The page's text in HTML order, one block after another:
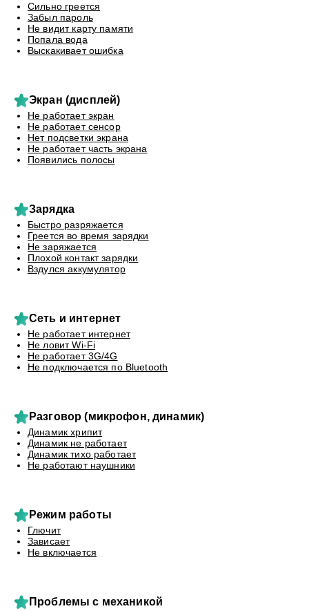
Сильно греется
Забыл пароль
Не видит карту памяти
Попала вода
Выскакивает ошибка
Экран (дисплей)
Не работает экран
Не работает сенсор
Нет подсветки экрана
Не работает часть экрана
Появились полосы
Зарядка
Быстро разряжается
Греется во время зарядки
Не заряжается
Плохой контакт зарядки
Вздулся аккумулятор
Сеть и интернет
Не работает интернет
Не ловит Wi-Fi
Не работает 3G/4G
Не подключается по Bluetooth
Разговор (микрофон, динамик)
Динамик хрипит
Динамик не работает
Динамик тихо работает
Не работают наушники
Режим работы
Глючит
Зависает
Не включается
Проблемы с механикой